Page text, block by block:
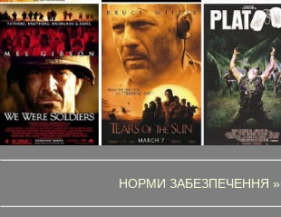
НОРМИ ЗАБЕЗПЕЧЕННЯ